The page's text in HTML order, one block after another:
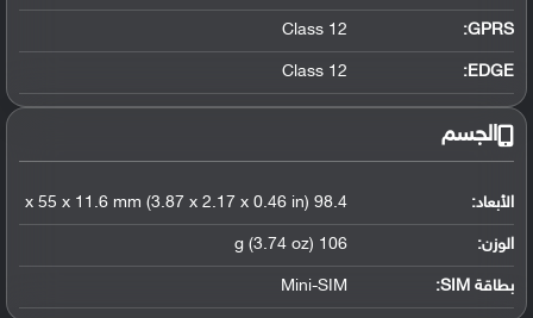
GPRS:
Class 12
EDGE:
Class 12
الجسم
الأبعاد: 98.4 x 55 x 11.6 mm (3.87 x 2.17 x 0.46 in)
الوزن: 106 g (3.74 oz)
بطاقة SIM: Mini-SIM